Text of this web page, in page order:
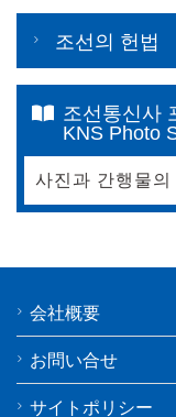
조선의 헌법
조선통신사
KNS Photo
사진과 간행물의
会社概要
お問い合せ
サイトポリシー